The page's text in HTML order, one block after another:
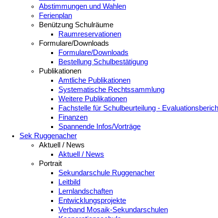
Abstimmungen und Wahlen
Ferienplan
Benützung Schulräume
Raumreservationen
Formulare/Downloads
Formulare/Downloads
Bestellung Schulbestätigung
Publikationen
Amtliche Publikationen
Systematische Rechtssammlung
Weitere Publikationen
Fachstelle für Schulbeurteilung -
Finanzen
Spannende Infos/Vorträge
Sek Ruggenacher
Aktuell / News
Aktuell / News
Portrait
Sekundarschule Ruggenacher
Leitbild
Lernlandschaften
Entwicklungsprojekte
Verband Mosaik-Sekundarschulen